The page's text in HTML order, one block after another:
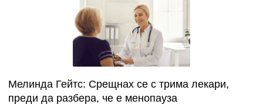
Мелинда Гейтс: Срещнах се с трима лекари,
преди да разбера, че е менопауза